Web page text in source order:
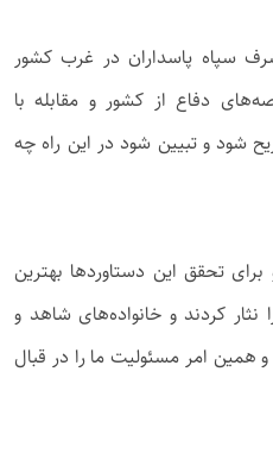
سپاه پاسداران در غرب کشور
دفاع از کشور و مقابله با
شود و تبیین شود در این راه چه
تحقق این دستاوردها بهترین
کردند و خانواده‌های شاهد و
و همین امر مسئولیت ما را در قبال